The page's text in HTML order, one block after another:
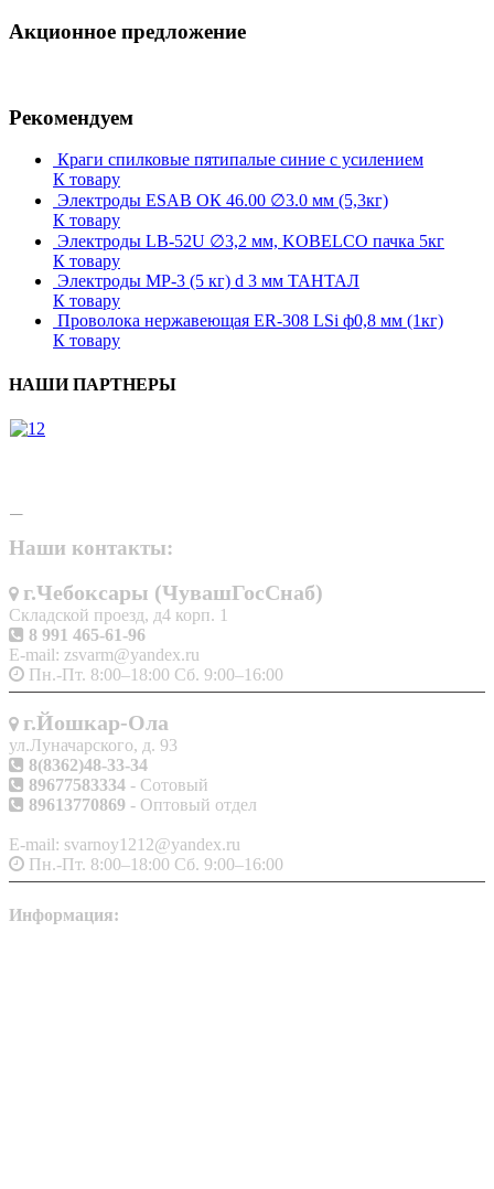
Акционное предложение
Рекомендуем
Краги спилковые пятипалые синие с усилением
К товару
Электроды ESAB ОК 46.00 ∅3.0 мм (5,3кг)
К товару
Электроды LB-52U ∅3,2 мм, KOBELCO пачка 5кг
К товару
Электроды МР-3 (5 кг) d 3 мм ТАНТАЛ
К товару
Проволока нержавеющая ER-308 LSi ф0,8 мм (1кг)
К товару
НАШИ ПАРТНЕРЫ
Наши контакты:
г.Чебоксары (ЧувашГосСнаб)
Складской проезд, д4 корп. 1
8 991 465-61-96
E-mail: zsvarm@yandex.ru
Пн.-Пт. 8:00–18:00 Сб. 9:00–16:00
г.Йошкар-Ола
ул.Луначарского, д. 93
8(8362)48-33-34
89677583334 - Сотовый
89613770869 - Оптовый отдел
E-mail: svarnoy1212@yandex.ru
Пн.-Пт. 8:00–18:00 Сб. 9:00–16:00
Информация: